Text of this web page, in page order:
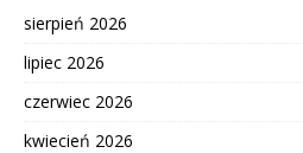
sierpień 2026
lipiec 2026
czerwiec 2026
kwiecień 2026